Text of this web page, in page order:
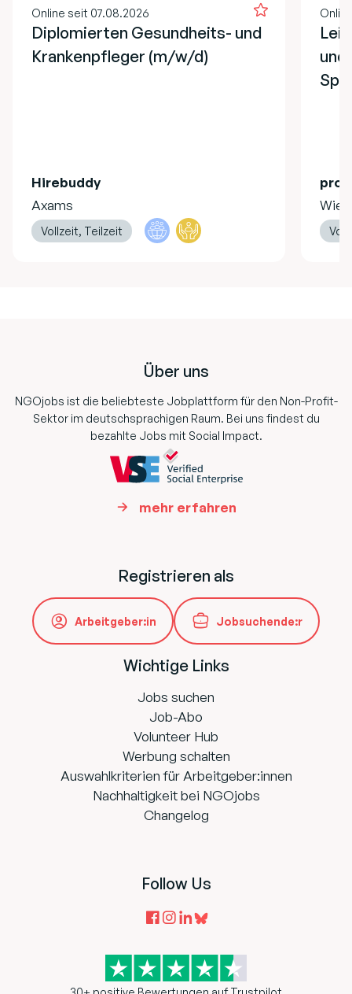
Online seit 07.08.2026
Diplomierten Gesundheits- und
Krankenpfleger (m/w/d)
Hirebuddy
Axams
Vollzeit, Teilzeit
und
pro
Wien
Über uns
NGOjobs ist die beliebteste Jobplattform für den Non-Profit-
Sektor im deutschsprachigen Raum. Bei uns findest du
bezahlte Jobs mit Social Impact.
mehr erfahren
Registrieren als
Arbeitgeber:in Jobsuchende:r
Wichtige Links
Jobs suchen
Job-Abo
Volunteer Hub
Werbung schalten
Auswahlkriterien für Arbeitgeber:innen
Nachhaltigkeit bei NGOjobs
Changelog
Follow Us